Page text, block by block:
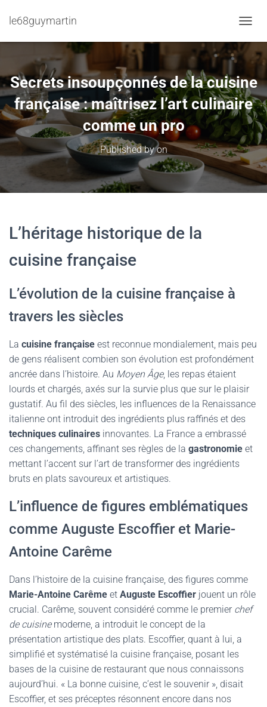
le68guymartin
Secrets insoupçonnés de la cuisine
française : maîtrisez l’art culinaire
comme un pro
Published byon
L’héritage historique de la
cuisine française
L’évolution de la cuisine française à
travers les siècles
La cuisine française est reconnue mondialement, mais peu
de gens réalisent combien son évolution est profondément
ancrée dans l’histoire. Au Moyen Âge, les repas étaient
lourds et chargés, axés sur la survie plus que sur le plaisir
gustatif. Au fil des siècles, les influences de la Renaissance
italienne ont introduit des ingrédients plus raffinés et des
techniques culinaires innovantes. La France a embrassé
ces changements, affinant ses règles de la gastronomie et
mettant l’accent sur l’art de transformer des ingrédients
bruts en plats savoureux et artistiques.
L’influence de figures emblématiques
comme Auguste Escoffier et Marie-
Antoine Carême
Dans l’histoire de la cuisine française, des figures comme
Marie-Antoine Carême et Auguste Escoffier jouent un rôle
crucial. Carême, souvent considéré comme le premier chef
de cuisinemoderne, a introduit le concept de la
présentation artistique des plats. Escoffier, quant à lui, a
simplifié et systématisé la cuisine française, posant les
bases de la cuisine de restaurant que nous connaissons
aujourd’hui. « La bonne cuisine, c’est le souvenir », disait
Escoffier, et ses préceptes résonnent encore dans nos